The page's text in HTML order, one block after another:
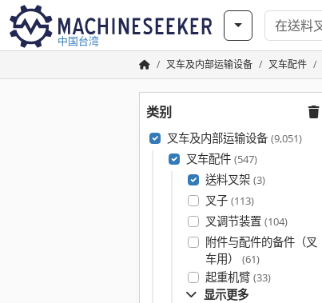
中国台湾
叉车及内部运输设备 叉车配件
类别
叉车及内部运输设备 (9,051)
叉车配件 (547)
送料叉架 (3)
叉子 (113)
叉调节装置 (104)
附件与配件的备件（叉
车用） (61)
起重机臂 (33)
显示更多